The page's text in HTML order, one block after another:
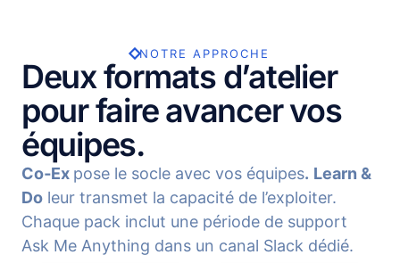
NOTRE APPROCHE
Deux formats d’atelier
pour faire avancer vos
équipes.
Co‑Ex pose le socle avec vos équipes. Learn &
Do leur transmet la capacité de l’exploiter.
Chaque pack inclut une période de support
Ask Me Anything dans un canal Slack dédié.